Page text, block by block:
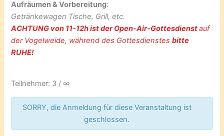
Aufräumen & Vorbereitung:
Getränkewagen Tische, Grill, etc.
ACHTUNG von 11-12h ist der Open-Air-Gottesdienstauf
der Vogelweide, während des Gottesdienstesbitte
RUHE!
Teilnehmer: 3 / ∞
SORRY, die Anmeldung für diese Veranstaltung ist
geschlossen.